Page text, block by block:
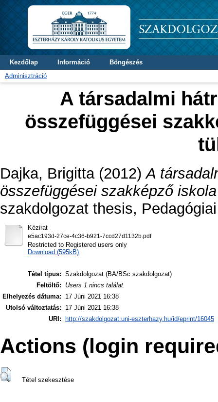
Kezdőlap Információ
Böngészés
Adminisztráció
A társadalmi
összefüggései
Dajka, Brigitta(2012)A
összefüggései szakképző
szakdolgozat thesis,
Kézirat
e5ac193d-27ce-4c36-b921-7ccd27d1132b.pdf
Restricted to Registered users only
Download (595kB)
Tétel típus: Szakdolgozat (BA/BSc szakdolgozat)
Feltöltő:
Users 1 nincs találat.
Elhelyezés dátuma:
17 Júni 2021 16:38
Utolsó változtatás:
17 Júni 2021 16:38
URI:
http://szakdolgozat.uni-eszterhazy.hu/id/eprint/16045
Actions (login
Tétel szekesztése